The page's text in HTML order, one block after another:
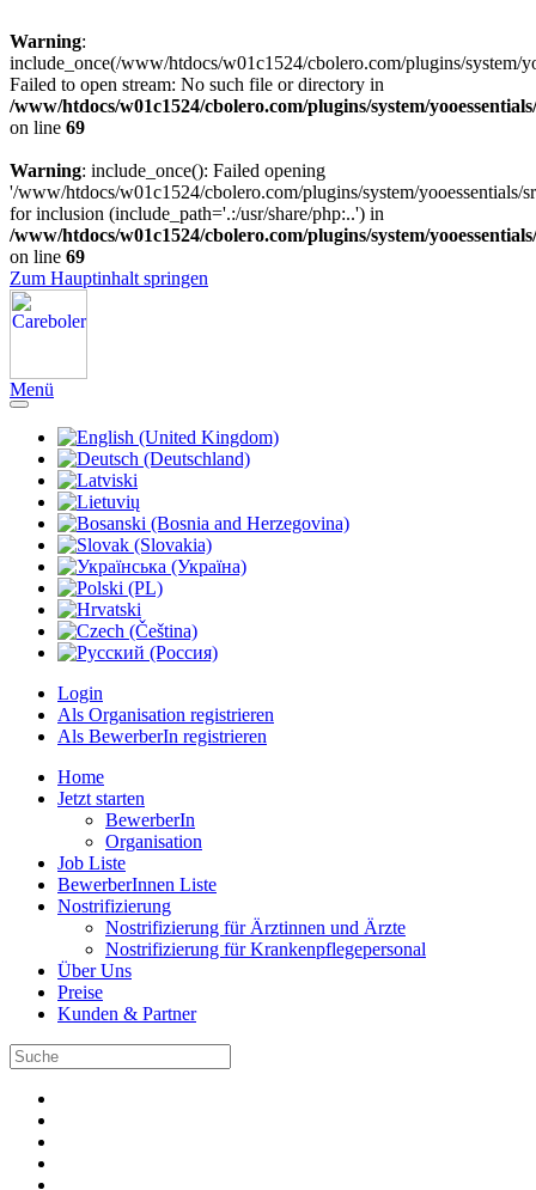
Warning:
include_once(/www/htdocs/w01c1524/cbolero.com/plugins/system/
Failed to open stream: No such file or directory in
/www/htdocs/w01c1524/cbolero.com/plugins/system/
on line 69
Warning: include_once(): Failed opening
'/www/htdocs/w01c1524/cbolero.com/plugins/system/yooessentials/
for inclusion (include_path='.:/usr/share/php:..') in
/www/htdocs/w01c1524/cbolero.com/plugins/system/
on line 69
Zum Hauptinhalt springen
Menü
Login
Als Organisation registrieren
Als BewerberIn registrieren
Home
Jetzt starten
BewerberIn
Organisation
Job Liste
BewerberInnen Liste
Nostrifizierung
Nostrifizierung für Ärztinnen und Ärzte
Nostrifizierung für Krankenpflegepersonal
Über Uns
Preise
Kunden & Partner